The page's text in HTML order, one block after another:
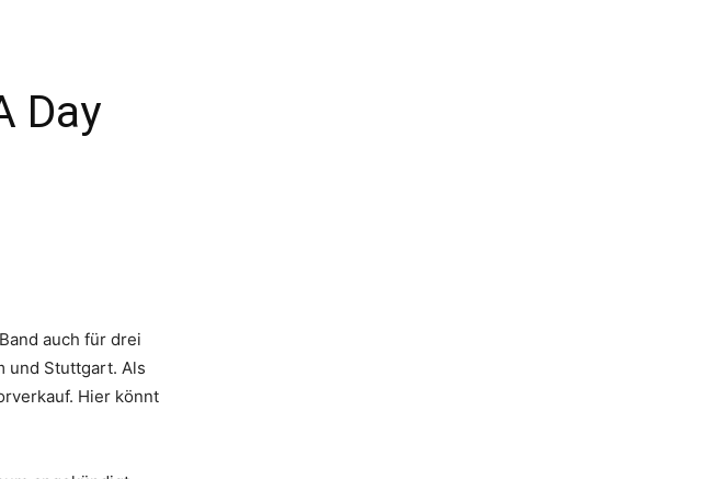
Day
auch für drei
und Stuttgart. Als
Hier könnt